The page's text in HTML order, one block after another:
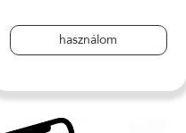
használom